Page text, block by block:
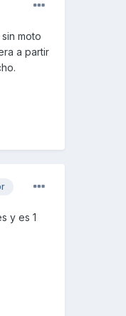
moto
a partir
y es 1